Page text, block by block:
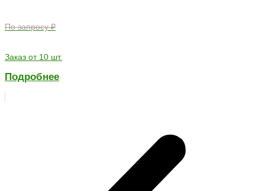
По запросу ₽
Заказ от 10 шт.
Подробнее